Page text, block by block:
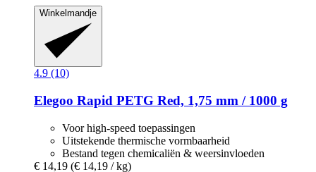
Winkelmandje
4.9 (10)
Elegoo Rapid PETG Red, 1,75 mm / 1000 g
Voor high-speed toepassingen
Uitstekende thermische vormbaarheid
Bestand tegen chemicaliën & weersinvloeden
€ 14,19 (€ 14,19 / kg)